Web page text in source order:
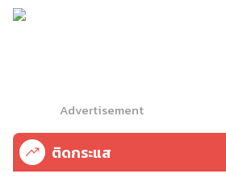
Advertisement
ติดกระแส